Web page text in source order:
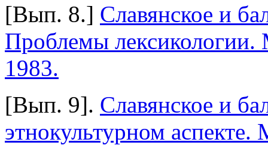
[Вып. 8.] Славянское и
Проблемы лексикологии.
1983.
[Вып. 9]. Славянское и
этнокультурном